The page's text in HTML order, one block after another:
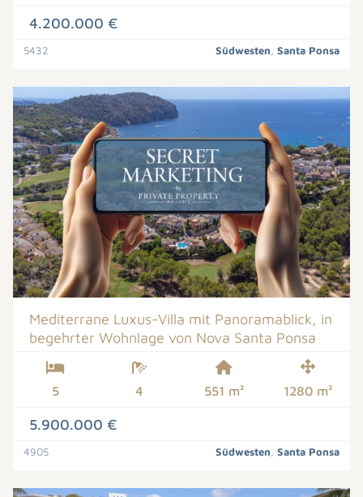
4.200.000 €
5432 Südwesten Santa Ponsa
Mediterrane Luxus-Villa mit Panoramablick, in
begehrter Wohnlage von Nova Santa Ponsa
5 4 551 m² 1280 m²
5.900.000 €
4905 Südwesten Santa Ponsa